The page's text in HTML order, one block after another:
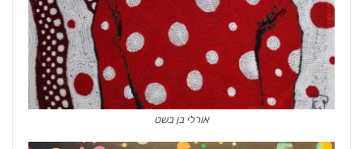
אורלי בן בשט